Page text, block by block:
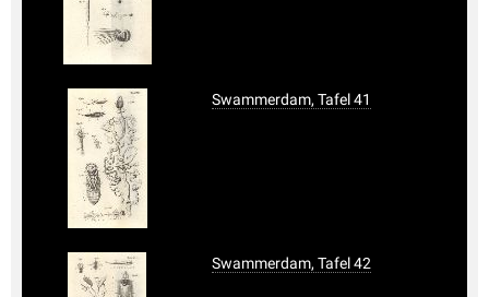
Swammerdam, Tafel 41
Swammerdam, Tafel 42